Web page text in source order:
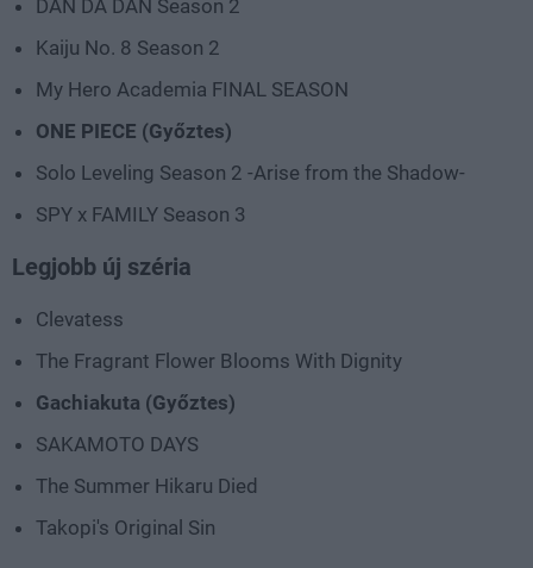
DAN DA DAN Season 2
Kaiju No. 8 Season 2
My Hero Academia FINAL SEASON
ONE PIECE (Győztes)
Solo Leveling Season 2 -Arise from the Shadow-
SPY x FAMILY Season 3
Legjobb új széria
Clevatess
The Fragrant Flower Blooms With Dignity
Gachiakuta (Győztes)
SAKAMOTO DAYS
The Summer Hikaru Died
Takopi's Original Sin